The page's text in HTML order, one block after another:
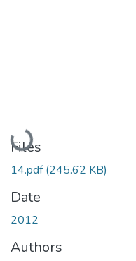
Loading...
Files
14.pdf(245.62 KB)
Date
2012
Authors